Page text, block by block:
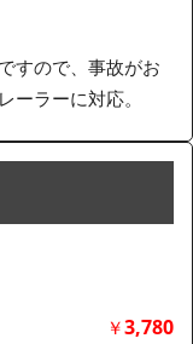
すので、事故がお
ーラーに対応。
￥3,780